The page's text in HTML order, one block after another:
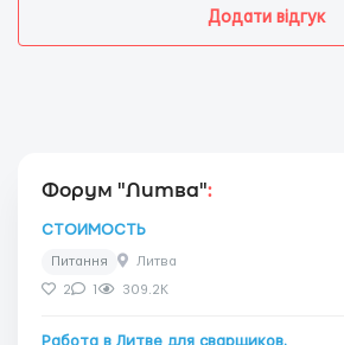
Додати відгук
Форум "Литва":
СТОИМОСТЬ
Питання Литва
2 1 309.2K
Работа в Литве для сварщиков.